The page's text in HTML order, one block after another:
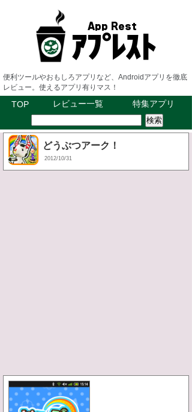
便利ツールやおもしろアプリなど、Androidアプリを徹底
レビュー。使えるアプリ有りマス！
TOP レビュー一覧 特集アプリ
どうぶつアーク！
2012/10/31